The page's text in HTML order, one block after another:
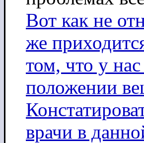
Вот как не
же
том, что у
положении
врачи в